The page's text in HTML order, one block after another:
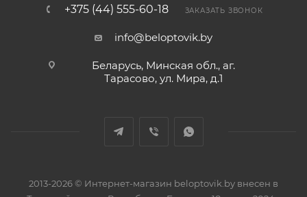
+375 (44) 555-60-18 ЗАКАЗАТЬ ЗВОНОК
info@beloptovik.by
Беларусь, Минская обл., аг.
Тарасово, ул. Мира, д.1
2013-2026 © Интернет-магазин beloptovik.by внесен в